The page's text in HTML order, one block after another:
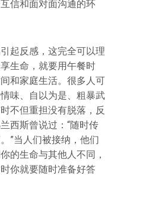
信和面对面沟通的环
起反感，这完全可以理
生命，就要用午餐时
和家庭生活。很多人可
味、自以为是、粗暴武
不但重担没有脱落，反
西斯曾说过：“随时传
”当人们被接纳，他们
的生命与其他人不同，
你就要随时准备好答